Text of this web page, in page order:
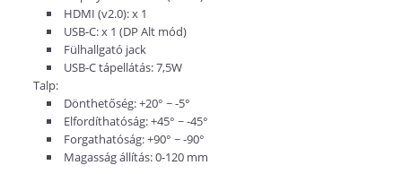
HDMI (v2.0): x 1
USB-C: x 1 (DP Alt mód)
Fülhallgató jack
USB-C tápellátás: 7,5W
Talp:
Dönthetőség: +20° ~ -5°
Elfordíthatóság: +45° ~ -45°
Forgathatóság: +90° ~ -90°
Magasság állítás: 0-120 mm